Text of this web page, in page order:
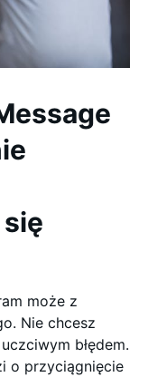
może z
Nie chcesz
błędem.
o przyciągnięcie